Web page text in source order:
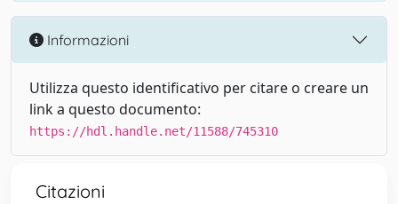
Informazioni
Utilizza questo identificativo per citare o creare un
link a questo documento:
https://hdl.handle.net/11588/745310
Citazioni